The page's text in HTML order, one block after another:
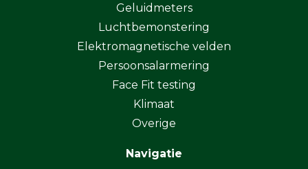
Geluidmeters
Luchtbemonstering
Elektromagnetische velden
Persoonsalarmering
Face Fit testing
Klimaat
Overige
Navigatie